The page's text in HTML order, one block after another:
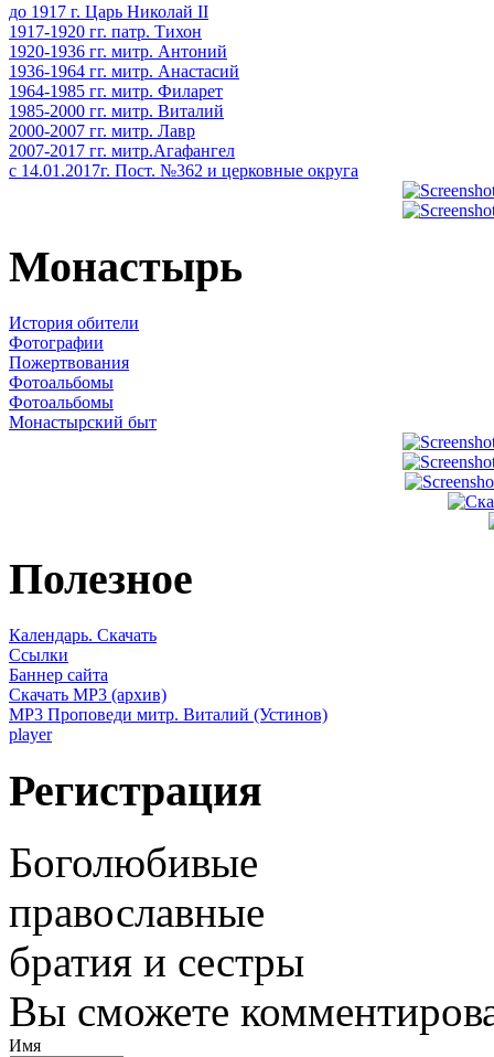
до 1917 г. Царь Николай II
1917-1920 гг. патр. Тихон
1920-1936 гг. митр. Антоний
1936-1964 гг. митр. Анастасий
1964-1985 гг. митр. Филарет
1985-2000 гг. митр. Виталий
2000-2007 гг. митр. Лавр
2007-2017 гг. митр.Агафангел
с 14.01.2017г. Пост. №362 и церковные округа
Монастырь
История обители
Фотографии
Пожертвования
Фотоальбомы
Фотоальбомы
Монастырский быт
Полезное
Календарь. Скачать
Ссылки
Баннер сайта
Скачать MP3 (архив)
MP3 Проповеди митр. Виталий (Устинов)
player
Регистрация
Боголюбивые
православные
братия и сестры
Вы сможете
Имя